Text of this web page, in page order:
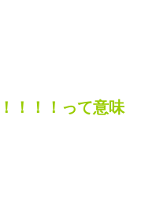
！！！って意味